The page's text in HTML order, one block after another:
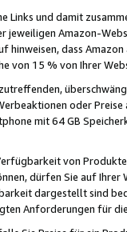
Links und damit
jeweiligen Amazon-
hinweisen, dass
von 15 % von Ihrer
oder
mit 64 GB
von
dürfen Sie auf Ihrer
dargestellt sind
Anforderungen für